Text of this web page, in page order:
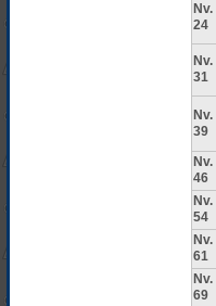
Nv.
24
Nv.
31
Nv.
39
Nv.
46
Nv.
54
Nv.
61
Nv.
69